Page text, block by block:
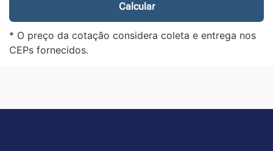
Calcular
* O preço da cotação considera coleta e entrega nos
CEPs fornecidos.